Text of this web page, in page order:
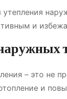
и
– это не
и